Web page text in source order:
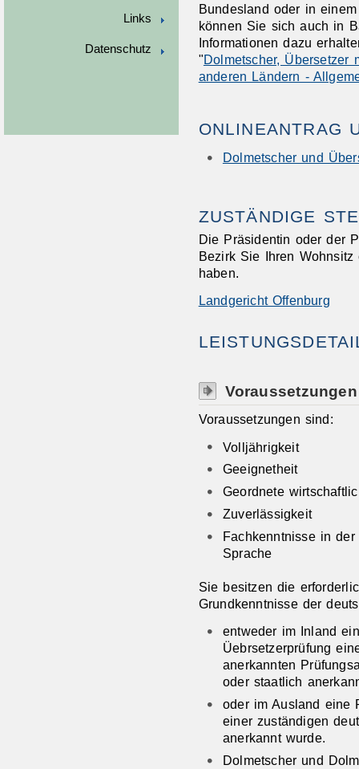
Links
Datenschutz
Bundesland oder in
können Sie sich auch in
Informationen dazu
"Dolmetscher, Übersetzer
anderen Ländern -
ONLINEANTRAG
Dolmetscher und
ZUSTÄNDIGE
Die Präsidentin oder der
Bezirk Sie Ihren
haben.
Landgericht Offenburg
Voraussetzungen
Voraussetzungen sind:
Volljährigkeit
Geeignetheit
Geordnete
Zuverlässigkeit
Fachkenntnisse in
Sprache
Sie besitzen die
Grundkenntnisse der
entweder im Inland
Üebrsetzerprüfung
anerkannten
oder staatlich
oder im Ausland eine
einer zuständigen
anerkannt wurde.
Dolmetscher und